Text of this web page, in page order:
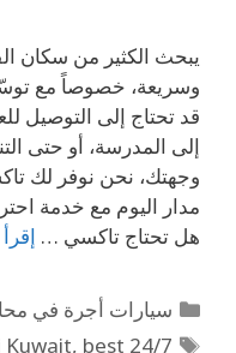
يبحث الكثير من سكان
وسريعة، خصوصاً مع
قد تحتاج إلى التوصيل
إلى المدرسة، أو حتى
وجهتك، نحن نوفر لك
مدار اليوم مع خدمة
هل تحتاج تاكسي …
سيارات أجرة في
24/7 taxi Fnaitees
Kuwait, best